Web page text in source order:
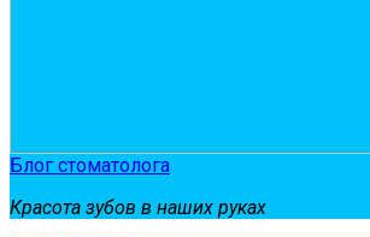
Блог стоматолога
Красота зубов в наших руках